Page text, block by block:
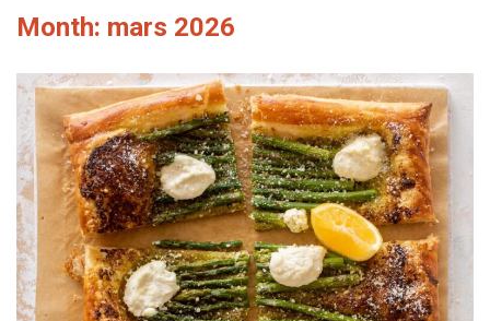
Month: mars 2026